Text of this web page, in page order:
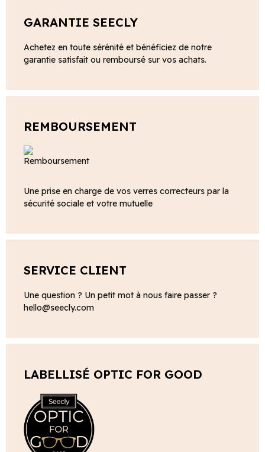
GARANTIE SEECLY
Achetez en toute sérénité et bénéficiez de notre
garantie satisfait ou remboursé sur vos achats.
REMBOURSEMENT
Une prise en charge de vos verres correcteurs par la
sécurité sociale et votre mutuelle
SERVICE CLIENT
Une question ? Un petit mot à nous faire passer ?
hello@seecly.com
LABELLISÉ OPTIC FOR GOOD